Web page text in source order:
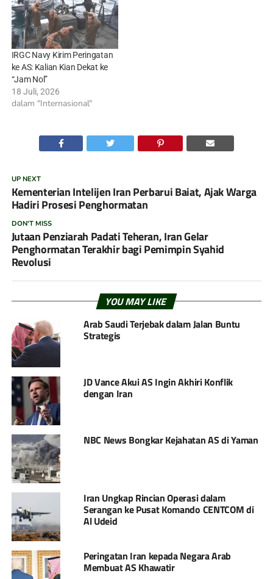
IRGC Navy Kirim Peringatan
ke AS: Kalian Kian Dekat ke
“Jam Nol”
18 Juli, 2026
dalam "Internasional"
UP NEXT
Kementerian Intelijen Iran Perbarui Baiat, Ajak Warga
Hadiri Prosesi Penghormatan
DON'T MISS
Jutaan Penziarah Padati Teheran, Iran Gelar
Penghormatan Terakhir bagi Pemimpin Syahid
Revolusi
YOU MAY LIKE
Arab Saudi Terjebak dalam Jalan Buntu
Strategis
JD Vance Akui AS Ingin Akhiri Konflik
dengan Iran
NBC News Bongkar Kejahatan AS di Yaman
Iran Ungkap Rincian Operasi dalam
Serangan ke Pusat Komando CENTCOM di
Al Udeid
Peringatan Iran kepada Negara Arab
Membuat AS Khawatir